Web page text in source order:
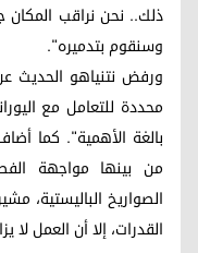
ذلك.. نحن نراقب
وسنقوم بتدميره".
ورفض نتنياهو الحديث
محددة للتعامل مع
بالغة الأهمية". كما
من بينها مواجهة
الصواريخ الباليستية،
القدرات، إلا أن العمل لا